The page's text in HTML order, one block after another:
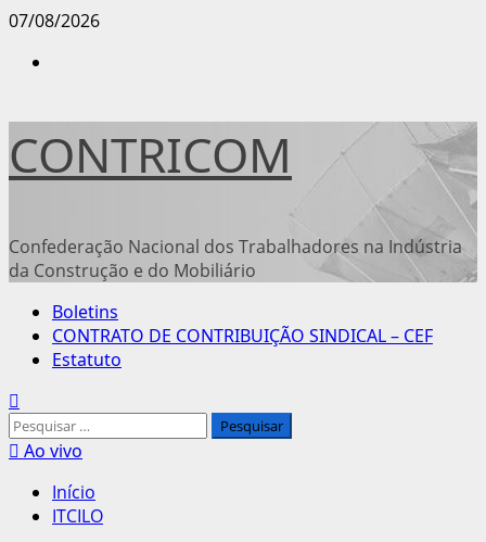
Avançar
07/08/2026
CONTRICOM
Confederação Nacional dos Trabalhadores na Indústria
da Construção e do Mobiliário
Menu
principal
Boletins
CONTRATO DE CONTRIBUIÇÃO SINDICAL – CEF
Estatuto
Pesquisar
por:Ao vivo
Início
ITCILO